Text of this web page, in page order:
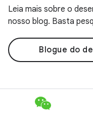
Leia mais sobre o
nosso blog. Basta
Blogue do